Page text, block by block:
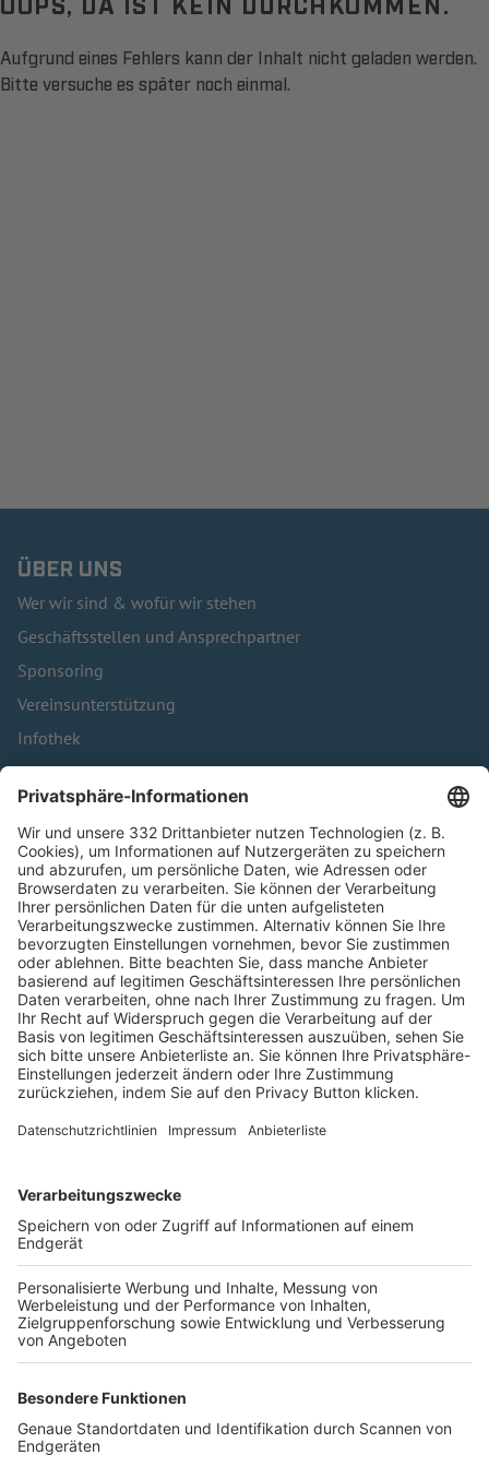
Aufgrund eines Fehlers kann der Inhalt nicht geladen werden.
Bitte versuche es später noch einmal.
ÜBER UNS
Wer wir sind & wofür wir stehen
Geschäftsstellen und Ansprechpartner
Sponsoring
Vereinsunterstützung
Infothek
Kontakt
HÄUFIG BESUCHTE SEITEN
Pässe und Vereinswechsel
Trainerausbildung
Schulungsangebot Vereinsmitarbeiter
BFV-Geschäftsstellen
Trainerbörse
Login SpielPlus
FOLGE DEM BFV
TOP-VEREINE
TOP-PARTNER